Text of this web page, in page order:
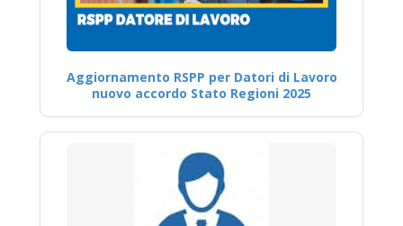
Aggiornamento RSPP per Datori di Lavoro
nuovo accordo Stato Regioni 2025